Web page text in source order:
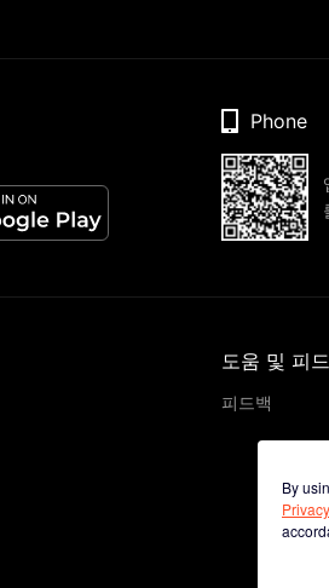
By
Phone
도움 및 피
피드백